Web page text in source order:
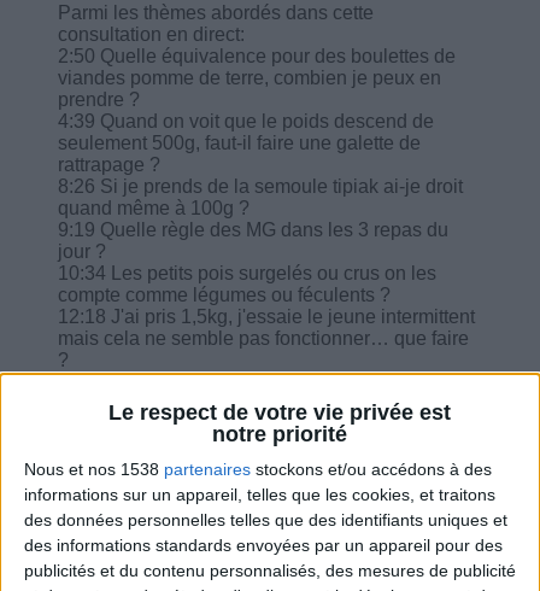
Le respect de votre vie privée est
notre priorité
Nous et nos 1538 partenaires stockons et/ou accédons à des
informations sur un appareil, telles que les cookies, et traitons
des données personnelles telles que des identifiants uniques et
des informations standards envoyées par un appareil pour des
publicités et du contenu personnalisés, des mesures de publicité
Parmi les thèmes abordés dans cette
consultation en direct:
2:50 Quelle équivalence pour des boulettes de
viandes pomme de terre, combien je peux en
prendre ?
4:39 Quand on voit que le poids descend de
seulement 500g, faut-il faire une galette de
rattrapage ?
8:26 Si je prends de la semoule tipiak ai-je droit
quand même à 100g ?
9:19 Quelle règle des MG dans les 3 repas du
jour ?
10:34 Les petits pois surgelés ou crus on les
compte comme légumes ou féculents ?
12:18 J'ai pris 1,5kg, j'essaie le jeune intermittent
mais cela ne semble pas fonctionner… que faire
?
14:13 Quel type de chocolat (15 grammes
autorisés) ?
16:48 Cholestérol : j'ai mangé poireaux-céleri
sans matière grasse, d'escalope de veau sans
mg, salade de tomates avec vinaigre, de gouda et
de pain complet à kaki, est-ce bon ?
20:38 Les 10 g de MG sont-ils prévus sur la
journée ou à tous les repas ?
21:12 Comment relancer le métabolisme après
45 ans ?